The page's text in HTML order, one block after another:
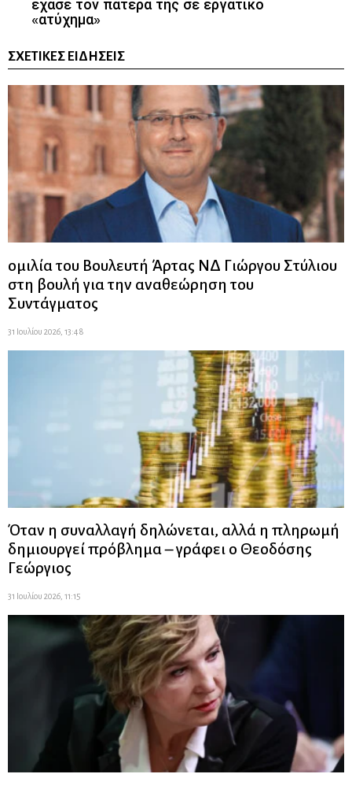
έχασε τον πατέρα της σε εργατικό
«ατύχημα»
ΣΧΕΤΙΚΈΣ ΕΙΔΉΣΕΙΣ
ομιλία του Βουλευτή Άρτας ΝΔ Γιώργου Στύλιου
στη βουλή για την αναθεώρηση του
Συντάγματος
31 Ιουλίου 2026, 13:48
Όταν η συναλλαγή δηλώνεται, αλλά η πληρωμή
δημιουργεί πρόβλημα – γράφει ο Θεοδόσης
Γεώργιος
31 Ιουλίου 2026, 11:15